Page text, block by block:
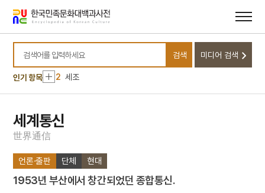
바로가기
바로가기
검색어를 입력하세요
검색 미디어 검색
인기 항목
10 자유시사변
1 금성대군
2 세조
3 국사당의 무신도
4
5
세종
8 여수·순천 10·19사건
세계통신
世界通信
언론·출판 단체 현대
1953년 부산에서 창간되었던 종합통신.